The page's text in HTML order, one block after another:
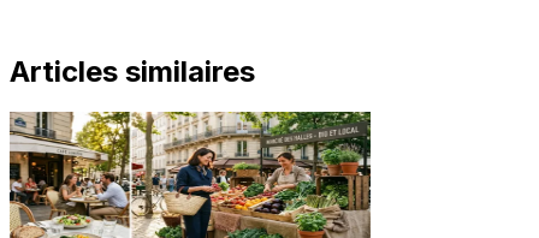
Articles similaires